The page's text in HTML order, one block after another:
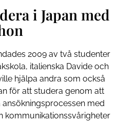
i Japan med
2009 av två studenter
italienska Davide och
hjälpa andra som också
för att studera genom att
med
kommunikationssvårigheter